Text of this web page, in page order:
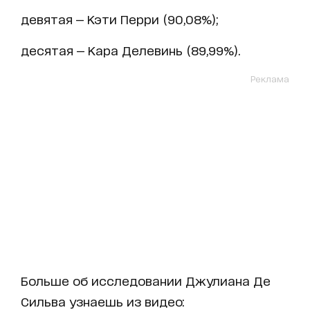
девятая — Кэти Перри (90,08%);
десятая — Кара Делевинь (89,99%).
Реклама
Больше об исследовании Джулиана Де
Сильва узнаешь из видео: